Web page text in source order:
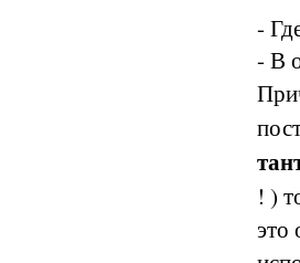
-
- В
! )
это